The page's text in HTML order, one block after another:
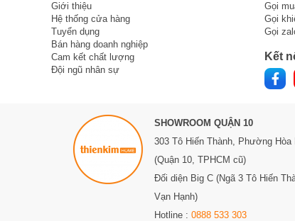
Giới thiệu
Hệ thống cửa hàng
Tuyển dụng
Bán hàng doanh nghiệp
Cam kết chất lượng
Đội ngũ nhân sự
Gọi
Gọi
Gọi
Kết
SHOWROOM QUẬN 10
303 Tô Hiến Thành, Phường Hòa
(Quận 10, TPHCM cũ)
Đối diện Big C (Ngã 3 Tô Hiến
Vạn Hạnh)
Hotline : 0888 533 303